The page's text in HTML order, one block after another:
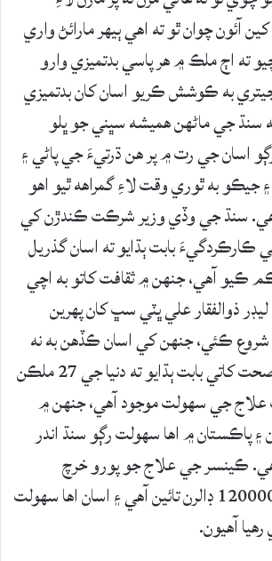
آئون چوان ٿو ته اهي ٻيهر مارائڻ واري
ته اڄ ملڪ ۾ هر پاسي بدتميزي وارو
به ڪوشش ڪريو اسان کان بدتميزي
سنڌ جي ماڻهن هميشه سڀني جو ڀلو
اسان جي رت ۾ پر هن ڌرتيءَ جي پاڻي ۽
به ٿوري وقت لاءِ گمراهه ٿيو اهو
سنڌ جي وڏي وزير شرڪت ڪندڙن کي
بابت ٻڌايو ته اسان گذريل
ڪيو آهي، جنهن ۾ ثقافت کاتو به اچي
ذوالفقار علي ڀٽي سڀ کان پهرين
شروع ڪئي، جنهن کي اسان ڪڏهن به نه
وسارينداسين. هن صحت کاتي بابت ٻڌايو ته دنيا جي 27 ملڪن
جي سهولت موجود آهي، جنهن ۾
۽ پاڪستان ۾ اها سهولت رڳو سنڌ اندر
ڪينسر جي علاج جو پورو خرچ
60,000 ڊالر کان 120000 ڊالرن تائين آهي ۽ اسان اها سهولت
آهيون.